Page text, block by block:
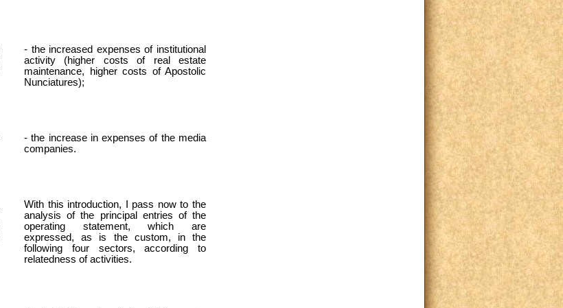
- the increased expenses of institutional
activity (higher costs of real estate
maintenance, higher costs of Apostolic
Nunciatures);
- the increase in expenses of the media
companies.
With this introduction, I pass now to the
analysis of the principal entries of the
operating statement, which are
expressed, as is the custom, in the
following four sectors, according to
relatedness of activities.